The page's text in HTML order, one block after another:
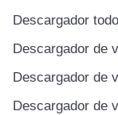
Descargador
Descargador de
Descargador de
Descargador de